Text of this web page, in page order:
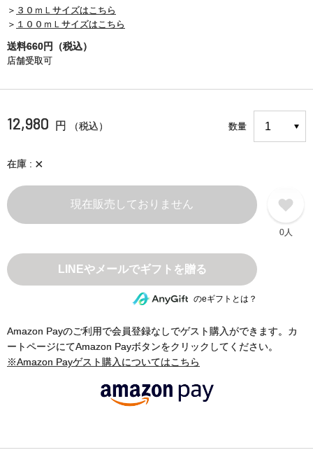
＞ ３０ｍＬサイズはこちら
＞ １００ｍＬサイズはこちら
送料660円（税込）
店舗受取可
12,980 円 （税込） 数量
在庫 ×
現在販売しておりません
0人
のeギフトとは？
Amazon Payのご利用で会員登録なしでゲスト購入ができます。カ
ートページにてAmazon Payボタンをクリックしてください。
※Amazon Payゲスト購入についてはこちら